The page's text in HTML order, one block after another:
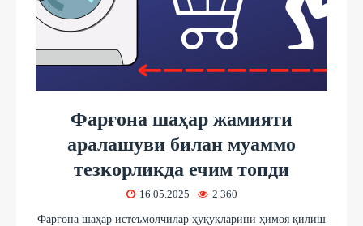
Фарғона шаҳар жамияти
аралашуви билан муаммо
тезкорликда ечим топди
16.05.2025 2 360
Фарғона шаҳар истеъмолчилар ҳуқуқларини ҳимоя қилиш